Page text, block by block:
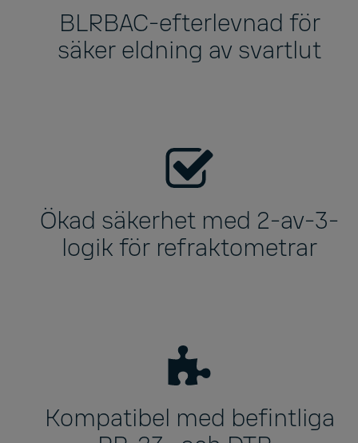
BLRBAC-efterlevnad för
säker eldning av svartlut
Ökad säkerhet med 2-av-3-
logik för refraktometrar
Kompatibel med befintliga